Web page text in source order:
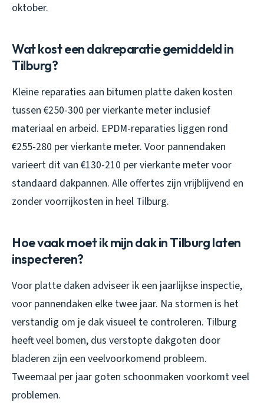
oktober.
Wat kost een dakreparatie gemiddeld in
Tilburg?
Kleine reparaties aan bitumen platte daken kosten
tussen €250-300 per vierkante meter inclusief
materiaal en arbeid. EPDM-reparaties liggen rond
€255-280 per vierkante meter. Voor pannendaken
varieert dit van €130-210 per vierkante meter voor
standaard dakpannen. Alle offertes zijn vrijblijvend en
zonder voorrijkosten in heel Tilburg.
Hoe vaak moet ik mijn dak in Tilburg laten
inspecteren?
Voor platte daken adviseer ik een jaarlijkse inspectie,
voor pannendaken elke twee jaar. Na stormen is het
verstandig om je dak visueel te controleren. Tilburg
heeft veel bomen, dus verstopte dakgoten door
bladeren zijn een veelvoorkomend probleem.
Tweemaal per jaar goten schoonmaken voorkomt veel
problemen.